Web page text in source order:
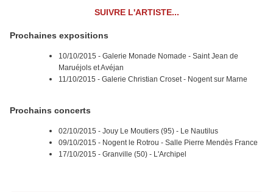
SUIVRE L'ARTISTE...
Prochaines expositions
10/10/2015 - Galerie Monade Nomade - Saint Jean de
Maruéjols et Avéjan
11/10/2015 - Galerie Christian Croset - Nogent sur Marne
Prochains concerts
02/10/2015 - Jouy Le Moutiers (95) - Le Nautilus
09/10/2015 - Nogent le Rotrou - Salle Pierre Mendès France
17/10/2015 - Granville (50) - L'Archipel